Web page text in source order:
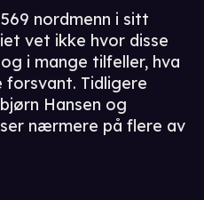
nordmenn i sitt
vet ikke hvor disse
i mange tilfeller, hva
forsvant. Tidligere
Hansen og
nærmere på flere av